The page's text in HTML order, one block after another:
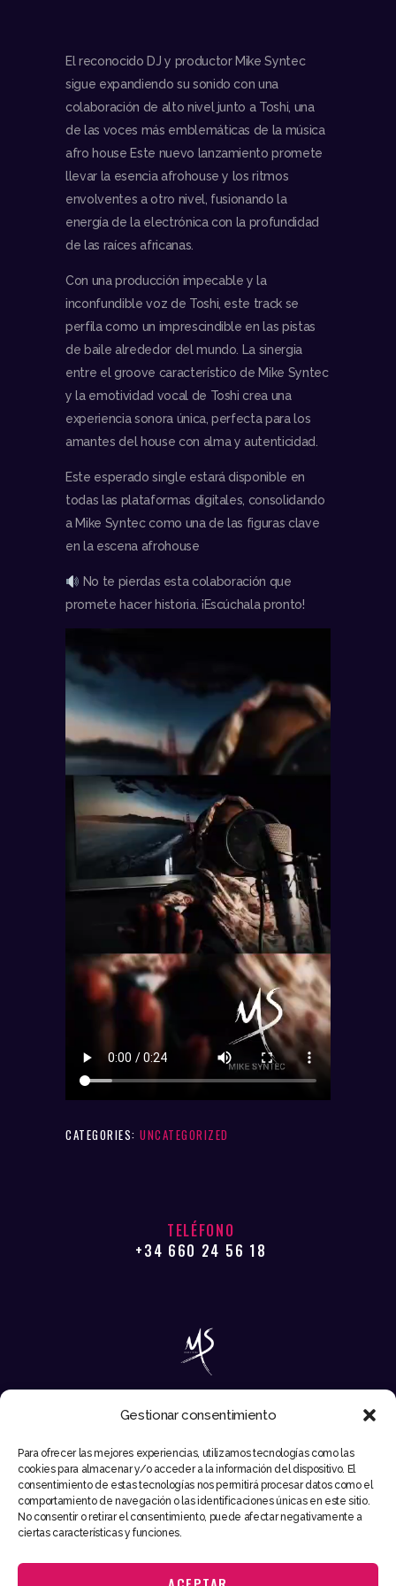
Gestionar consentimiento
Para ofrecer las mejores experiencias, utilizamos tecnologías como las
cookies para almacenar y/o acceder a la información del dispositivo. El
consentimiento de estas tecnologías nos permitirá procesar datos como el
comportamiento de navegación o las identificaciones únicas en este sitio.
No consentir o retirar el consentimiento, puede afectar negativamente a
ciertas características y funciones.
El reconocido DJ y productor Mike Syntec
sigue expandiendo su sonido con una
colaboración de alto nivel junto a Toshi, una
de las voces más emblemáticas de la música
afro house Este nuevo lanzamiento promete
llevar la esencia afrohouse y los ritmos
envolventes a otro nivel, fusionando la
energía de la electrónica con la profundidad
de las raíces africanas.
Con una producción impecable y la
inconfundible voz de Toshi, este track se
perfila como un imprescindible en las pistas
de baile alrededor del mundo. La sinergia
entre el groove característico de Mike Syntec
y la emotividad vocal de Toshi crea una
experiencia sonora única, perfecta para los
amantes del house con alma y autenticidad.
Este esperado single estará disponible en
todas las plataformas digitales, consolidando
a Mike Syntec como una de las figuras clave
en la escena afrohouse
No te pierdas esta colaboración que
promete hacer historia. ¡Escúchala pronto!
CATEGORIES: UNCATEGORIZED
TELÉFONO
+34 660 24 56 18
EMAIL
INFO@MIKESYNTEC.COM